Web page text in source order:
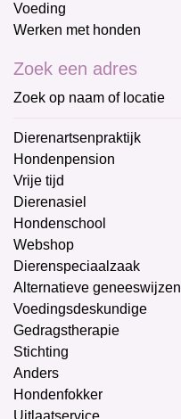
Voeding
Werken met honden
Zoek een adres
Zoek op naam of locatie
Dierenartsenpraktijk
Hondenpension
Vrije tijd
Dierenasiel
Hondenschool
Webshop
Dierenspeciaalzaak
Alternatieve geneeswijzen
Voedingsdeskundige
Gedragstherapie
Stichting
Anders
Hondenfokker
Uitlaatservice